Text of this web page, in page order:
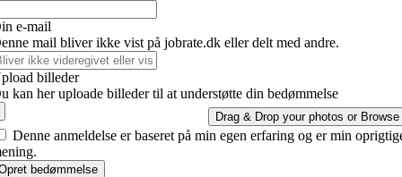
e-mail
mail bliver ikke vist på jobrate.dk eller delt med andre.
billeder
kan her uploade billeder til at understøtte din bedømmelse
Drag & Drop your photos or Browse
Denne anmeldelse er baseret på min egen erfaring og er min
bedømmelse